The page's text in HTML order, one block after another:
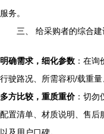
服务。
三、 给采购者的综合建
明确需求，细化参数 ：在
行驶路况、所需容积/载重量
多方比较，重质重价：切勿
配置清单、材质说明、售后